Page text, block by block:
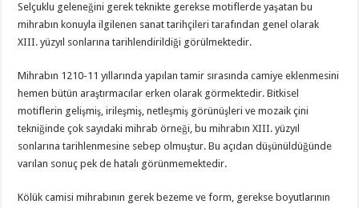
Selçuklu geleneğini gerek teknikte gerekse motiflerde yaşatan bu
mihrabın konuyla ilgilenen sanat tarihçileri tarafından genel olarak
XIII. yüzyıl sonlarına tarihlendirildiği görülmektedir.
Mihrabın 1210-11 yıllarında yapılan tamir sırasında camiye eklenmesini
hemen bütün araştırmacılar erken olarak görmektedir. Bitkisel
motiflerin gelişmiş, irileşmiş, netleşmiş görünüşleri ve mozaik çini
tekniğinde çok sayıdaki mihrab örneği, bu mihrabın XIII. yüzyıl
sonlarına tarihlenmesine sebep olmuştur. Bu açıdan düşünüldüğünde
varılan sonuç pek de hatalı görünmemektedir.
Kölük camisi mihrabının gerek bezeme ve form, gerekse boyutlarının